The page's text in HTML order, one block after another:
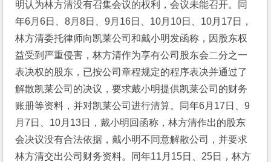
明认为林方清没有召集会议的权利，会议未能召开。同
年6月6日、8月8日、9月16日、10月10日、10月17日，
林方清委托律师向凯莱公司和戴小明发函称，因股东权
益受到严重侵害，林方清作为享有公司股东会二分之一
表决权的股东，已按公司章程规定的程序表决并通过了
解散凯莱公司的决议，要求戴小明提供凯莱公司的财务
账册等资料，并对凯莱公司进行清算。同年6月17日、9
月7日、10月13日，戴小明回函称，林方清作出的股东
会决议没有合法依据，戴小明不同意解散公司，并要求
林方清交出公司财务资料。同年11月15日、25日，林方